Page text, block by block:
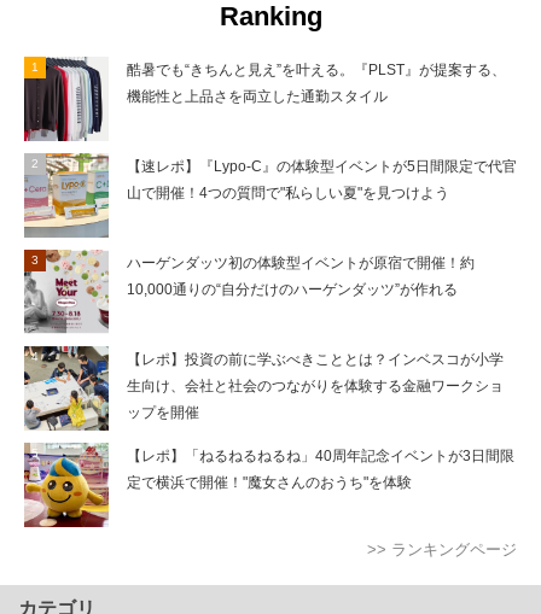
Ranking
酷暑でも“きちんと見え”を叶える。『PLST』が提案する、
機能性と上品さを両立した通勤スタイル
【速レポ】『Lypo-C』の体験型イベントが5日間限定で代官
山で開催！4つの質問で"私らしい夏"を見つけよう
ハーゲンダッツ初の体験型イベントが原宿で開催！約
10,000通りの“自分だけのハーゲンダッツ”が作れる
【レポ】投資の前に学ぶべきこととは？インベスコが小学
生向け、会社と社会のつながりを体験する金融ワークショ
ップを開催
【レポ】「ねるねるねるね」40周年記念イベントが3日間限
定で横浜で開催！"魔女さんのおうち"を体験
>> ランキングページ
カテゴリ